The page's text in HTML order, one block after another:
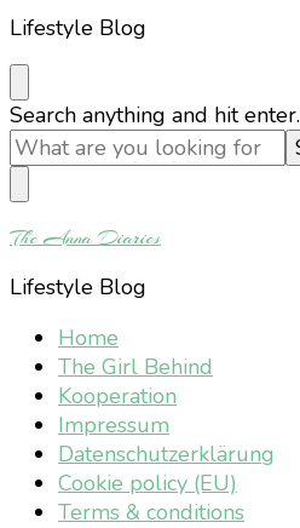
Lifestyle Blog
Looking
for
Something?
Search anything and hit enter.
The Anna Diaries
Lifestyle Blog
Home
The Girl Behind
Kooperation
Impressum
Datenschutzerklärung
Cookie policy (EU)
Terms & conditions